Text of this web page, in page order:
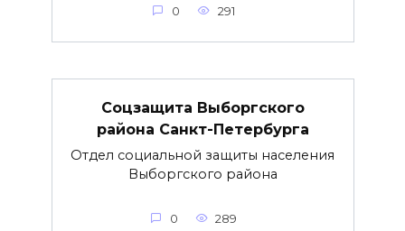
0 291
Соцзащита Выборгского
района Санкт-Петербурга
Отдел социальной защиты населения
Выборгского района
0 289